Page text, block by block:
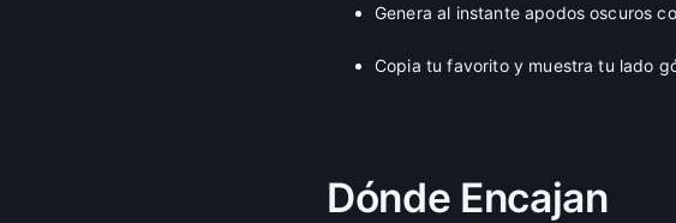
Genera al instante apodos oscuros
Copia tu favorito y muestra tu lado
Dónde Encajan